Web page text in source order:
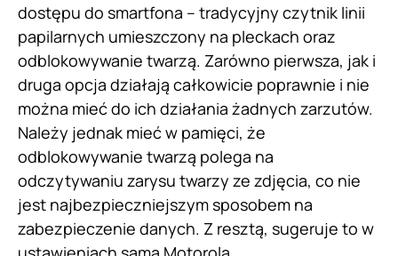
dostępu do smartfona – tradycyjny czytnik linii
papilarnych umieszczony na pleckach oraz
odblokowywanie twarzą. Zarówno pierwsza, jak i
druga opcja działają całkowicie poprawnie i nie
można mieć do ich działania żadnych zarzutów.
Należy jednak mieć w pamięci, że
odblokowywanie twarzą polega na
odczytywaniu zarysu twarzy ze zdjęcia, co nie
jest najbezpieczniejszym sposobem na
zabezpieczenie danych. Z resztą, sugeruje to w